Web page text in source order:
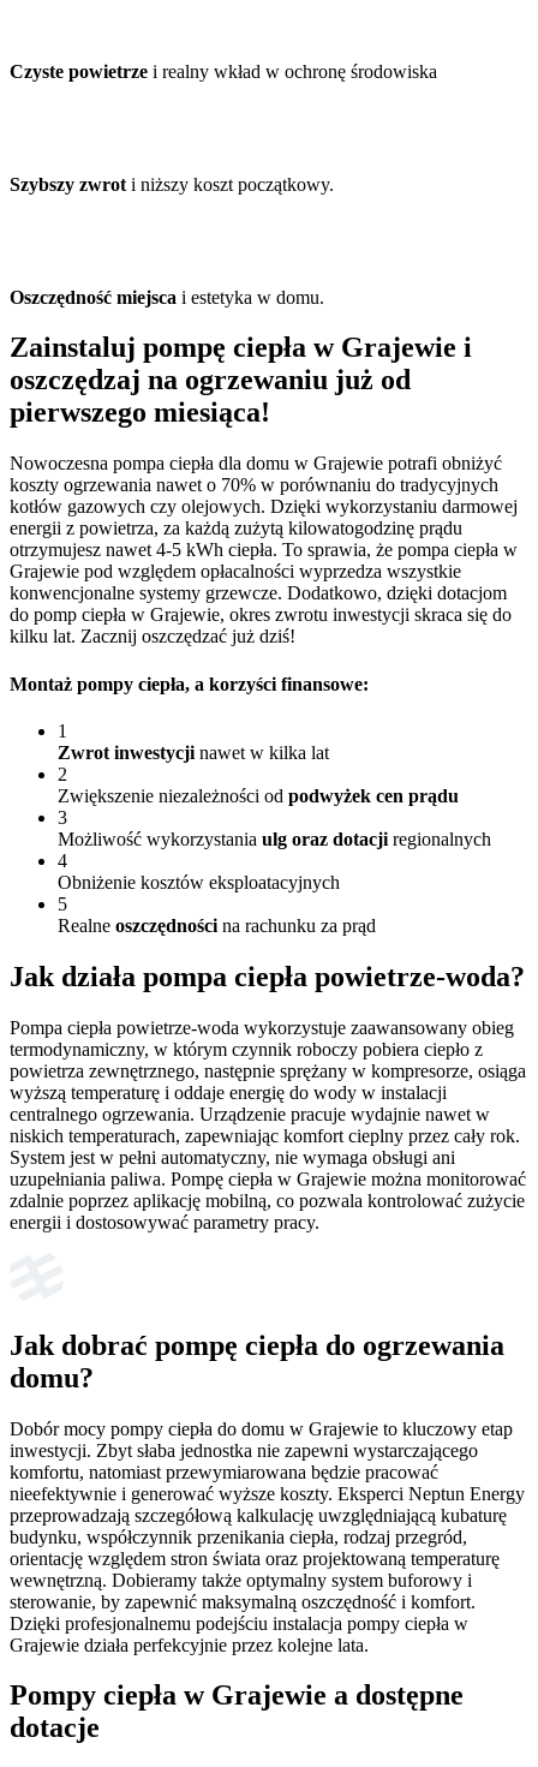
Czyste powietrze i realny wkład w ochronę środowiska
Szybszy zwrot i niższy koszt początkowy.
Oszczędność miejsca i estetyka w domu.
Zainstaluj pompę ciepła w Grajewie i
oszczędzaj na ogrzewaniu już od
pierwszego miesiąca!
Nowoczesna pompa ciepła dla domu w Grajewie potrafi obniżyć
koszty ogrzewania nawet o 70% w porównaniu do tradycyjnych
kotłów gazowych czy olejowych. Dzięki wykorzystaniu darmowej
energii z powietrza, za każdą zużytą kilowatogodzinę prądu
otrzymujesz nawet 4-5 kWh ciepła. To sprawia, że pompa ciepła w
Grajewie pod względem opłacalności wyprzedza wszystkie
konwencjonalne systemy grzewcze. Dodatkowo, dzięki dotacjom
do pomp ciepła w Grajewie, okres zwrotu inwestycji skraca się do
kilku lat. Zacznij oszczędzać już dziś!
Montaż pompy ciepła, a korzyści finansowe:
1
Zwrot inwestycji nawet w kilka lat
2
Zwiększenie niezależności od podwyżek cen prądu
3
Możliwość wykorzystania ulg oraz dotacji regionalnych
4
Obniżenie kosztów eksploatacyjnych
5
Realne oszczędności na rachunku za prąd
Jak działa pompa ciepła powietrze-woda?
Pompa ciepła powietrze-woda wykorzystuje zaawansowany obieg
termodynamiczny, w którym czynnik roboczy pobiera ciepło z
powietrza zewnętrznego, następnie sprężany w kompresorze, osiąga
wyższą temperaturę i oddaje energię do wody w instalacji
centralnego ogrzewania. Urządzenie pracuje wydajnie nawet w
niskich temperaturach, zapewniając komfort cieplny przez cały rok.
System jest w pełni automatyczny, nie wymaga obsługi ani
uzupełniania paliwa. Pompę ciepła w Grajewie można monitorować
zdalnie poprzez aplikację mobilną, co pozwala kontrolować zużycie
energii i dostosowywać parametry pracy.
Jak dobrać pompę ciepła do ogrzewania
domu?
Dobór mocy pompy ciepła do domu w Grajewie to kluczowy etap
inwestycji. Zbyt słaba jednostka nie zapewni wystarczającego
komfortu, natomiast przewymiarowana będzie pracować
nieefektywnie i generować wyższe koszty. Eksperci Neptun Energy
przeprowadzają szczegółową kalkulację uwzględniającą kubaturę
budynku, współczynnik przenikania ciepła, rodzaj przegród,
orientację względem stron świata oraz projektowaną temperaturę
wewnętrzną. Dobieramy także optymalny system buforowy i
sterowanie, by zapewnić maksymalną oszczędność i komfort.
Dzięki profesjonalnemu podejściu instalacja pompy ciepła w
Grajewie działa perfekcyjnie przez kolejne lata.
Pompy ciepła w Grajewie a dostępne
dotacje